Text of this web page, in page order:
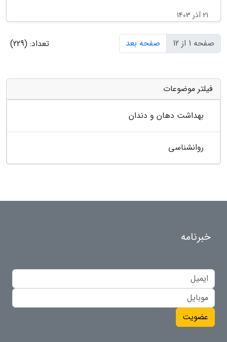
21 آذر 1403
صفحه 1 از 12 صفحه بعد تعداد: (229)
فیلتر موضوعات
بهداشت دهان و دندان
روانشناسی
خبرنامه
عضویت